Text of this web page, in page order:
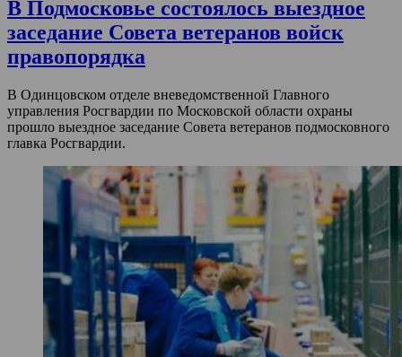
В Подмосковье состоялось выездное
заседание Совета ветеранов войск
правопорядка
В Одинцовском отделе вневедомственной Главного
управления Росгвардии по Московской области охраны
прошло выездное заседание Совета ветеранов подмосковного
главка Росгвардии.